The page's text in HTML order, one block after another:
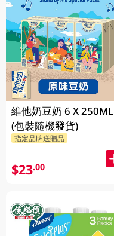
維他奶豆奶 6 X 250ML
(包裝隨機發貨)
指定品牌送贈品
$23.00